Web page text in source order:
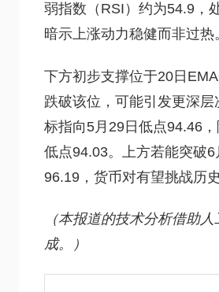
弱指数（RSI）约为54.9，
暗示上涨动力稳健而非过热
下方初步支撑位于20日
跌破该位，可能引发更深层
标指向5月29日低点94.46
低点94.03。上方若能突破6
96.19，货币对有望挑战历
（本报道的技术分析借助
成。）